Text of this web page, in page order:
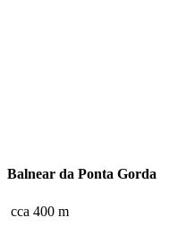
Balnear da Ponta Gorda
cca 400 m